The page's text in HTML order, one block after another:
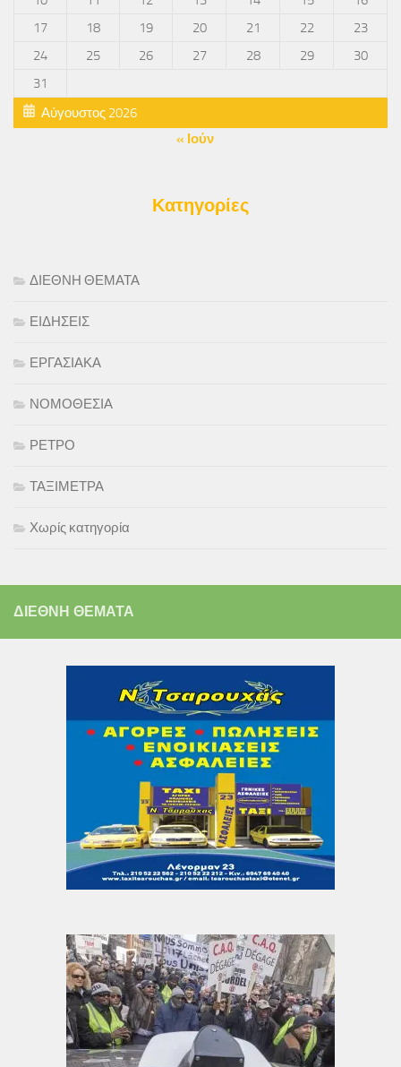
Αύγουστος 2026
17
18 19 20 21 22
23
24
25 26 27 28 29
30
31
« Ιούν
Κατηγορίες
ΔΙΕΘΝΗ ΘΕΜΑΤΑ
ΕΙΔΗΣΕΙΣ
ΕΡΓΑΣΙΑΚΑ
ΝΟΜΟΘΕΣΙΑ
ΡΕΤΡΟ
ΤΑΞΙΜΕΤΡΑ
Χωρίς κατηγορία
ΔΙΕΘΝΗ ΘΕΜΑΤΑ